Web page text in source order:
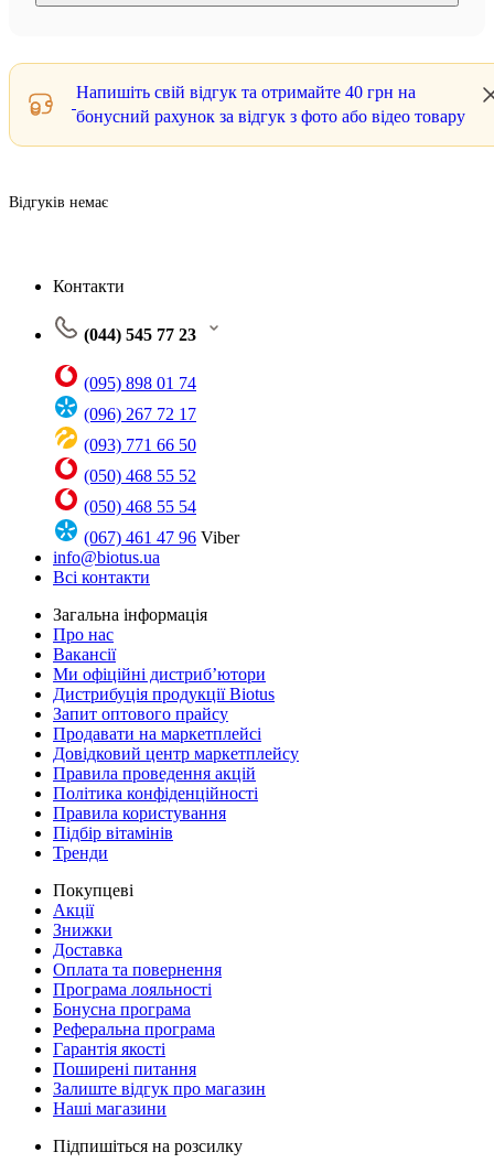
Напишіть свій відгук та отримайте 40 грн на
бонусний рахунок за відгук з фото або відео товару
Відгуків немає
Контакти
(044) 545 77 23
(095) 898 01 74
(096) 267 72 17
(093) 771 66 50
(050) 468 55 52
(050) 468 55 54
(067) 461 47 96 Viber
info@biotus.ua
Всі контакти
Загальна інформація
Про нас
Вакансії
Ми офіційні дистриб’ютори
Дистрибуція продукції Biotus
Запит оптового прайсу
Продавати на маркетплейсі
Довідковий центр маркетплейсу
Правила проведення акцій
Політика конфіденційності
Правила користування
Підбір вітамінів
Тренди
Покупцеві
Акції
Знижки
Доставка
Оплата та повернення
Програма лояльності
Бонусна програма
Реферальна програма
Гарантія якості
Поширені питання
Залиште відгук про магазин
Наші магазини
Підпишіться на розсилку